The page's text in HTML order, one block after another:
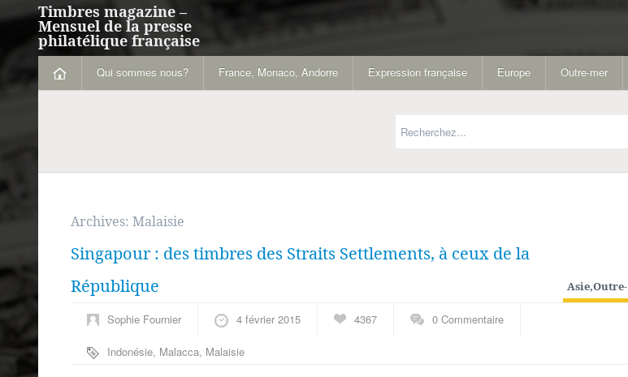
Timbres magazine –
Mensuel de la presse
philatélique française
Qui sommes nous? France, Monaco, Andorre Expression française Europe Outre-mer
Archives: Malaisie
Singapour : des timbres des Straits Settlements, à ceux de la
République
Asie,Outre-
Sophie Fournier 4 février 2015 4367 0 Commentaire
Indonésie, Malacca, Malaisie